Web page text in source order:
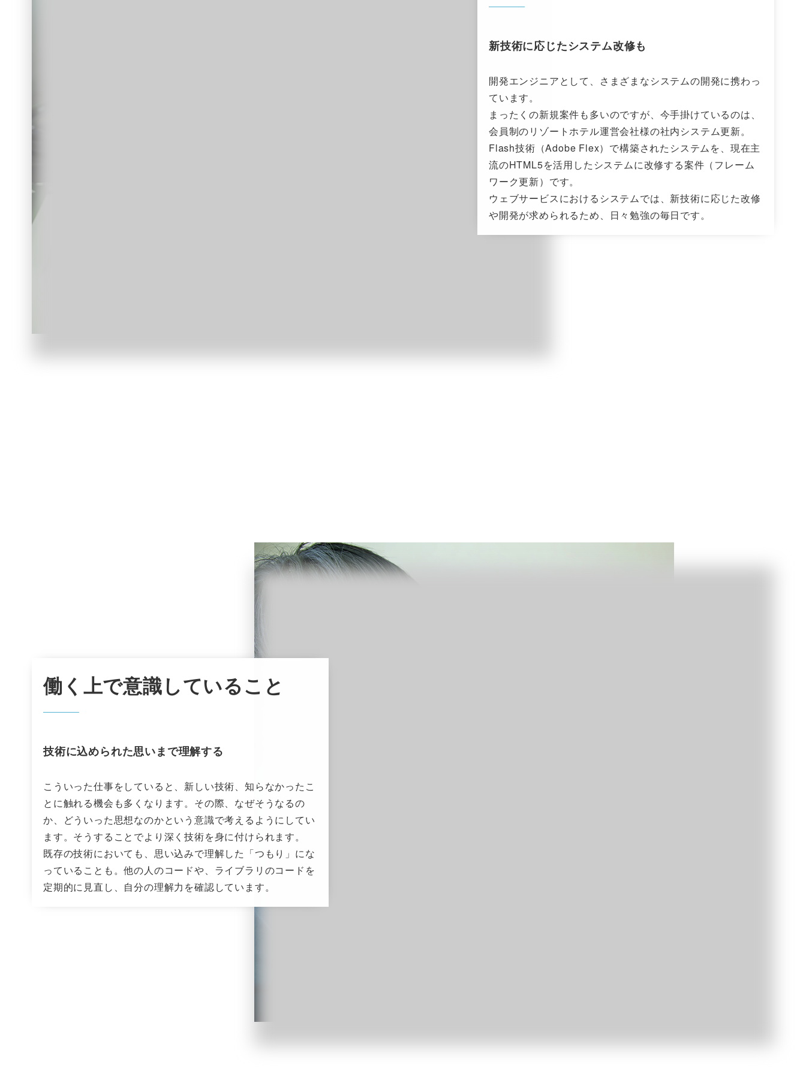
新技術に応じたシステム改修も
開発エンジニアとして、さまざまなシステムの開発に携わっ
ています。
まったくの新規案件も多いのですが、今手掛けているのは、
会員制のリゾートホテル運営会社様の社内システム更新。
Flash技術（Adobe Flex）で構築されたシステムを、現在主
流のHTML5を活用したシステムに改修する案件（フレーム
ワーク更新）です。
ウェブサービスにおけるシステムでは、新技術に応じた改修
や開発が求められるため、日々勉強の毎日です。
働く上で意識していること
技術に込められた思いまで理解する
こういった仕事をしていると、新しい技術、知らなかったこ
とに触れる機会も多くなります。その際、なぜそうなるの
か、どういった思想なのかという意識で考えるようにしてい
ます。そうすることでより深く技術を身に付けられます。
既存の技術においても、思い込みで理解した「つもり」にな
っていることも。他の人のコードや、ライブラリのコードを
定期的に見直し、自分の理解力を確認しています。